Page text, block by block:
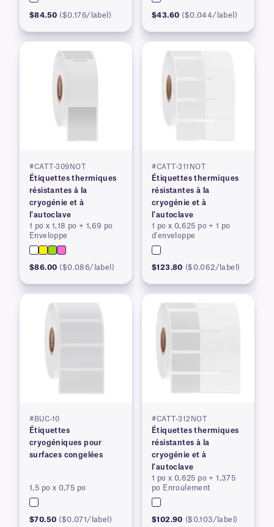
$84.50 ($0.176/label) $43.60 ($0.044/label)
#CATT-309NOT
Étiquettes thermiques
résistantes à la
cryogénie et à
l'autoclave
1 po x 1,18 po + 1,69 po
Enveloppe
$86.00 ($0.086/label)
#CATT-311NOT
Étiquettes thermiques
résistantes à la
cryogénie et à
l'autoclave
1 po x 0,625 po + 1 po
d'enveloppe
$123.80 ($0.062/label)
#BUC-10
Étiquettes
cryogéniques pour
surfaces congelées
1,5 po x 0,75 po
$70.50 ($0.071/label)
#CATT-312NOT
Étiquettes thermiques
résistantes à la
cryogénie et à
l'autoclave
1 po x 0,625 po + 1,375
po Enroulement
$102.90 ($0.103/label)